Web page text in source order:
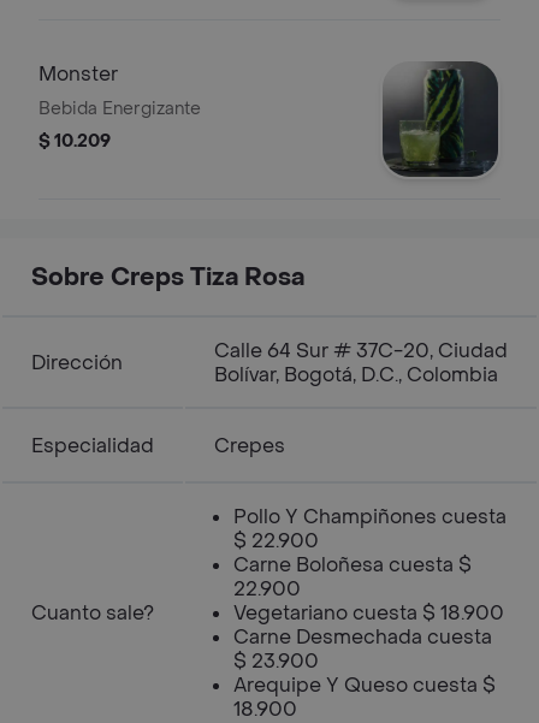
Monster
Bebida Energizante
$ 10.209
Sobre Creps Tiza Rosa
Dirección
Calle 64 Sur # 37C-20, Ciudad
Bolívar, Bogotá, D.C., Colombia
Especialidad Crepes
Cuanto sale?
Pollo Y Champiñones cuesta
$ 22.900
Carne Boloñesa cuesta $
22.900
Vegetariano cuesta $ 18.900
Carne Desmechada cuesta
$ 23.900
Arequipe Y Queso cuesta $
18.900